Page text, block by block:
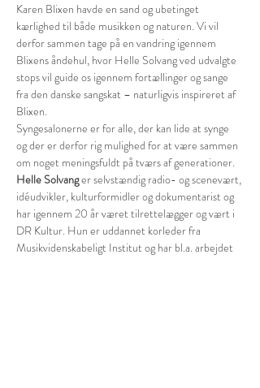
Karen Blixen havde en sand og ubetinget
kærlighed til både musikken og naturen. Vi vil
derfor sammen tage på en vandring igennem
Blixens åndehul, hvor Helle Solvang ved udvalgte
stops vil guide os igennem fortællinger og sange
fra den danske sangskat – naturligvis inspireret af
Blixen.
Syngesalonerne er for alle, der kan lide at synge
og der er derfor rig mulighed for at være sammen
om noget meningsfuldt på tværs af generationer.
Helle Solvang er selvstændig radio- og scenevært,
idéudvikler, kulturformidler og dokumentarist og
har igennem 20 år været tilrettelægger og vært i
DR Kultur. Hun er uddannet korleder fra
Musikvidenskabeligt Institut og har bl.a. arbejdet